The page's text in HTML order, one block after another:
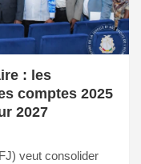
: les
comptes 2025
2027
veut consolider